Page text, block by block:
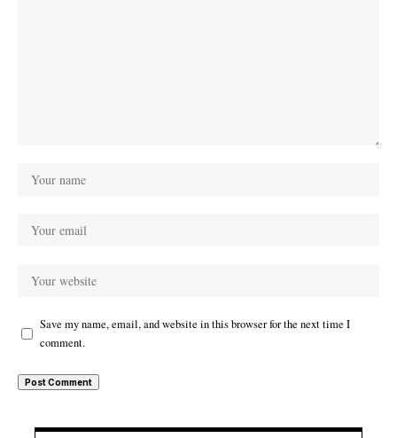
Save my name, email, and website in this browser for the next time I
comment.